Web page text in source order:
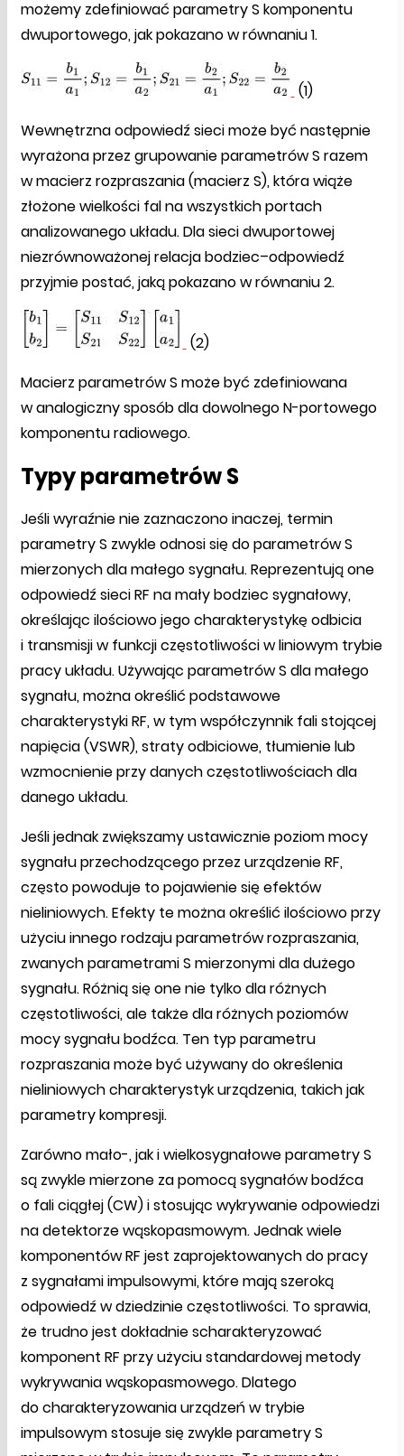
możemy zdefiniować parametry S komponentu
dwuportowego, jak pokazano w równaniu 1.
(1)
Wewnętrzna odpowiedź sieci może być następnie
wyrażona przez grupowanie parametrów S razem
w macierz rozpraszania (macierz S), która wiąże
złożone wielkości fal na wszystkich portach
analizowanego układu. Dla sieci dwuportowej
niezrównoważonej relacja bodziec–odpowiedź
przyjmie postać, jaką pokazano w równaniu 2.
(2)
Macierz parametrów S może być zdefiniowana
w analogiczny sposób dla dowolnego N-portowego
komponentu radiowego.
Typy parametrów S
Jeśli wyraźnie nie zaznaczono inaczej, termin
parametry S zwykle odnosi się do parametrów S
mierzonych dla małego sygnału. Reprezentują one
odpowiedź sieci RF na mały bodziec sygnałowy,
określając ilościowo jego charakterystykę odbicia
i transmisji w funkcji częstotliwości w liniowym trybie
pracy układu. Używając parametrów S dla małego
sygnału, można określić podstawowe
charakterystyki RF, w tym współczynnik fali stojącej
napięcia (VSWR), straty odbiciowe, tłumienie lub
wzmocnienie przy danych częstotliwościach dla
danego układu.
Jeśli jednak zwiększamy ustawicznie poziom mocy
sygnału przechodzącego przez urządzenie RF,
często powoduje to pojawienie się efektów
nieliniowych. Efekty te można określić ilościowo przy
użyciu innego rodzaju parametrów rozpraszania,
zwanych parametrami S mierzonymi dla dużego
sygnału. Różnią się one nie tylko dla różnych
częstotliwości, ale także dla różnych poziomów
mocy sygnału bodźca. Ten typ parametru
rozpraszania może być używany do określenia
nieliniowych charakterystyk urządzenia, takich jak
parametry kompresji.
Zarówno mało-, jak i wielkosygnałowe parametry S
są zwykle mierzone za pomocą sygnałów bodźca
o fali ciągłej (CW) i stosując wykrywanie odpowiedzi
na detektorze wąskopasmowym. Jednak wiele
komponentów RF jest zaprojektowanych do pracy
z sygnałami impulsowymi, które mają szeroką
odpowiedź w dziedzinie częstotliwości. To sprawia,
że trudno jest dokładnie scharakteryzować
komponent RF przy użyciu standardowej metody
wykrywania wąskopasmowego. Dlatego
do charakteryzowania urządzeń w trybie
impulsowym stosuje się zwykle parametry S